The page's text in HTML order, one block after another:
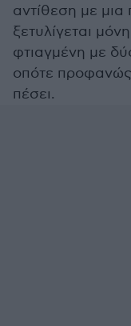
αντίθεση με
ξετυλίγεται
φτιαγμένη με
οπότε προφανώς
πέσει.